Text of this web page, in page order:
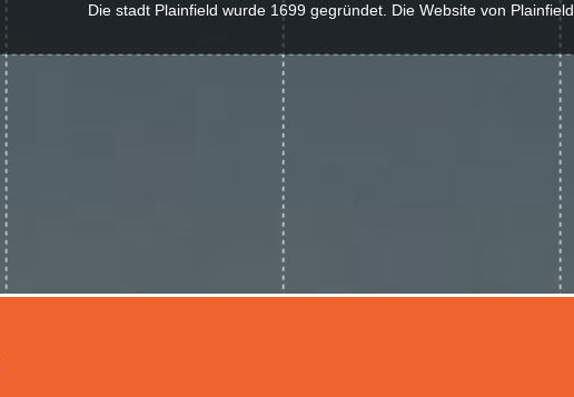
Die stadt Plainfield wurde 1699 gegründet. Die Website von Plainfield